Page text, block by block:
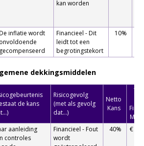
kan worden
inflatie wordt
onvoldoende
gecompenseerd
Financieel - Dit
leidt tot een
begrotingstekort
10%
dekkingsmiddelen
de kans
Risicogevolg
(met als gevolg
dat...)
Netto
Kans
aanleiding
controles
Financieel - Fout
wordt
40% €